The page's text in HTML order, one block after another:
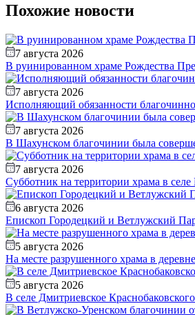
Похожие новости
7 августа 2026
В руинированном храме Рождества
7 августа 2026
Исполняющий обязанности
7 августа 2026
В Шахунском благочинии была
7 августа 2026
Субботник на территории храма в
6 августа 2026
Епископ Городецкий и Ветлужский
5 августа 2026
На месте разрушенного храма в
5 августа 2026
В селе Дмитриевское